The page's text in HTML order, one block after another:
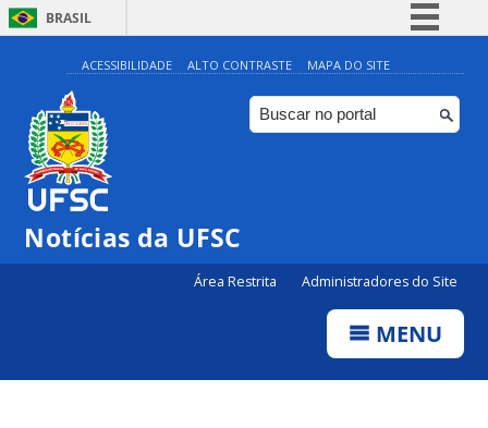
BRASIL
Simplifique!
Comunica BR
Participe
ACESSIBILIDADE ALTO CONTRASTE MAPA DO SITE
Notícias da UFSC
Área Restrita Administradores do Site
MENU